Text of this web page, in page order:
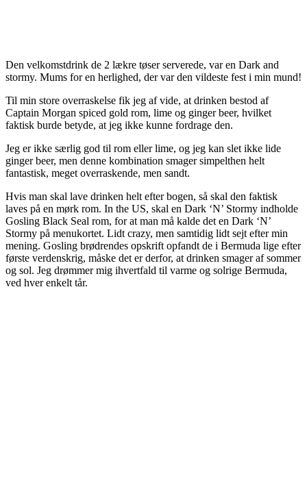
Den velkomstdrink de 2 lækre tøser serverede, var en Dark and
stormy. Mums for en herlighed, der var den vildeste fest i min mund!
Til min store overraskelse fik jeg af vide, at drinken bestod af
Captain Morgan spiced gold rom, lime og ginger beer, hvilket
faktisk burde betyde, at jeg ikke kunne fordrage den.
Jeg er ikke særlig god til rom eller lime, og jeg kan slet ikke lide
ginger beer, men denne kombination smager simpelthen helt
fantastisk, meget overraskende, men sandt.
Hvis man skal lave drinken helt efter bogen, så skal den faktisk
laves på en mørk rom. In the US, skal en Dark ‘N’ Stormy indholde
Gosling Black Seal rom, for at man må kalde det en Dark ‘N’
Stormy på menukortet. Lidt crazy, men samtidig lidt sejt efter min
mening. Gosling brødrendes opskrift opfandt de i Bermuda lige efter
første verdenskrig, måske det er derfor, at drinken smager af sommer
og sol. Jeg drømmer mig ihvertfald til varme og solrige Bermuda,
ved hver enkelt tår.